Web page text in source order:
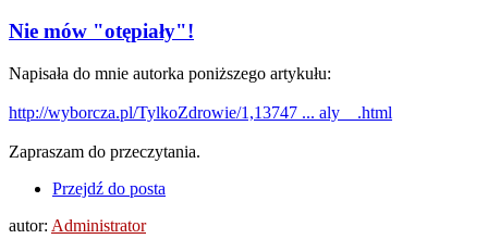
Nie mów "otępiały"!
Napisała do mnie autorka poniższego artykułu:
http://wyborcza.pl/TylkoZdrowie/1,13747 ... aly__.html
Zapraszam do przeczytania.
Przejdź do posta
autor: Administrator